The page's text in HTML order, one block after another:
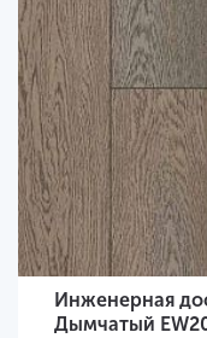
Инженерная
Дымчатый